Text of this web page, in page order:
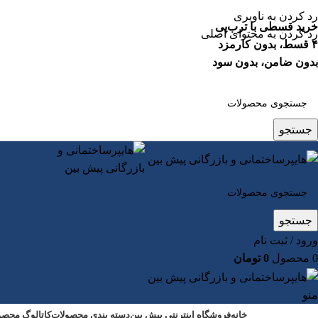
خرید قسطی با ترب‌پی
۴ قسط، بدون کارمزد
بدون ضامن، بدون سود
رد کردن به ناوبری
رد کردن به محتوای اصلی
جستجو
جستجو
ورود / ثبت نام
0 محصول 0 تومان
منو
خانهفروشگاه اینترنتی پیش بیندسته بندی محصولاتکاتالوگ